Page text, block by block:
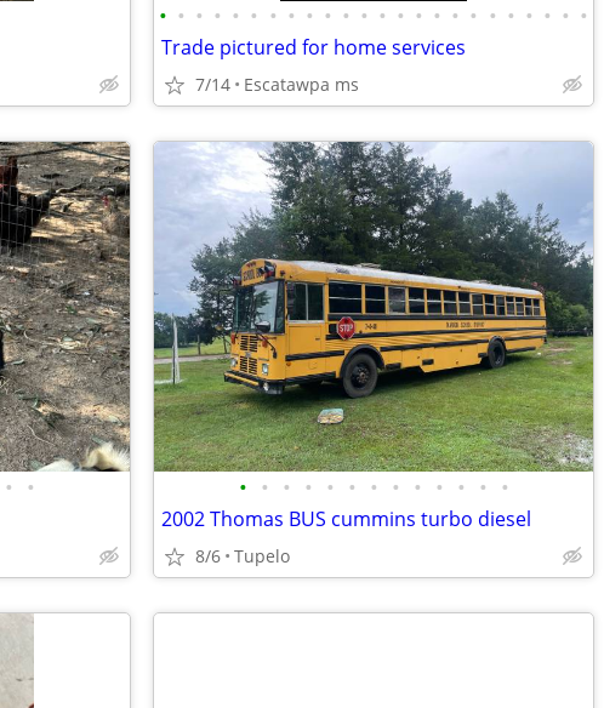
• • • • • • • • • • • • • • • • • • • • • • • •
Trade pictured for home services
7/14 Escatawpa ms
• • • • • • • • • • • • • • •
2002 Thomas BUS cummins turbo diesel
8/6 Tupelo